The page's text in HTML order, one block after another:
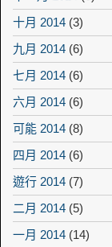
十月 2014 (3)
九月 2014 (6)
七月 2014 (6)
六月 2014 (6)
可能 2014 (8)
四月 2014 (6)
遊行 2014 (7)
二月 2014 (5)
一月 2014 (14)